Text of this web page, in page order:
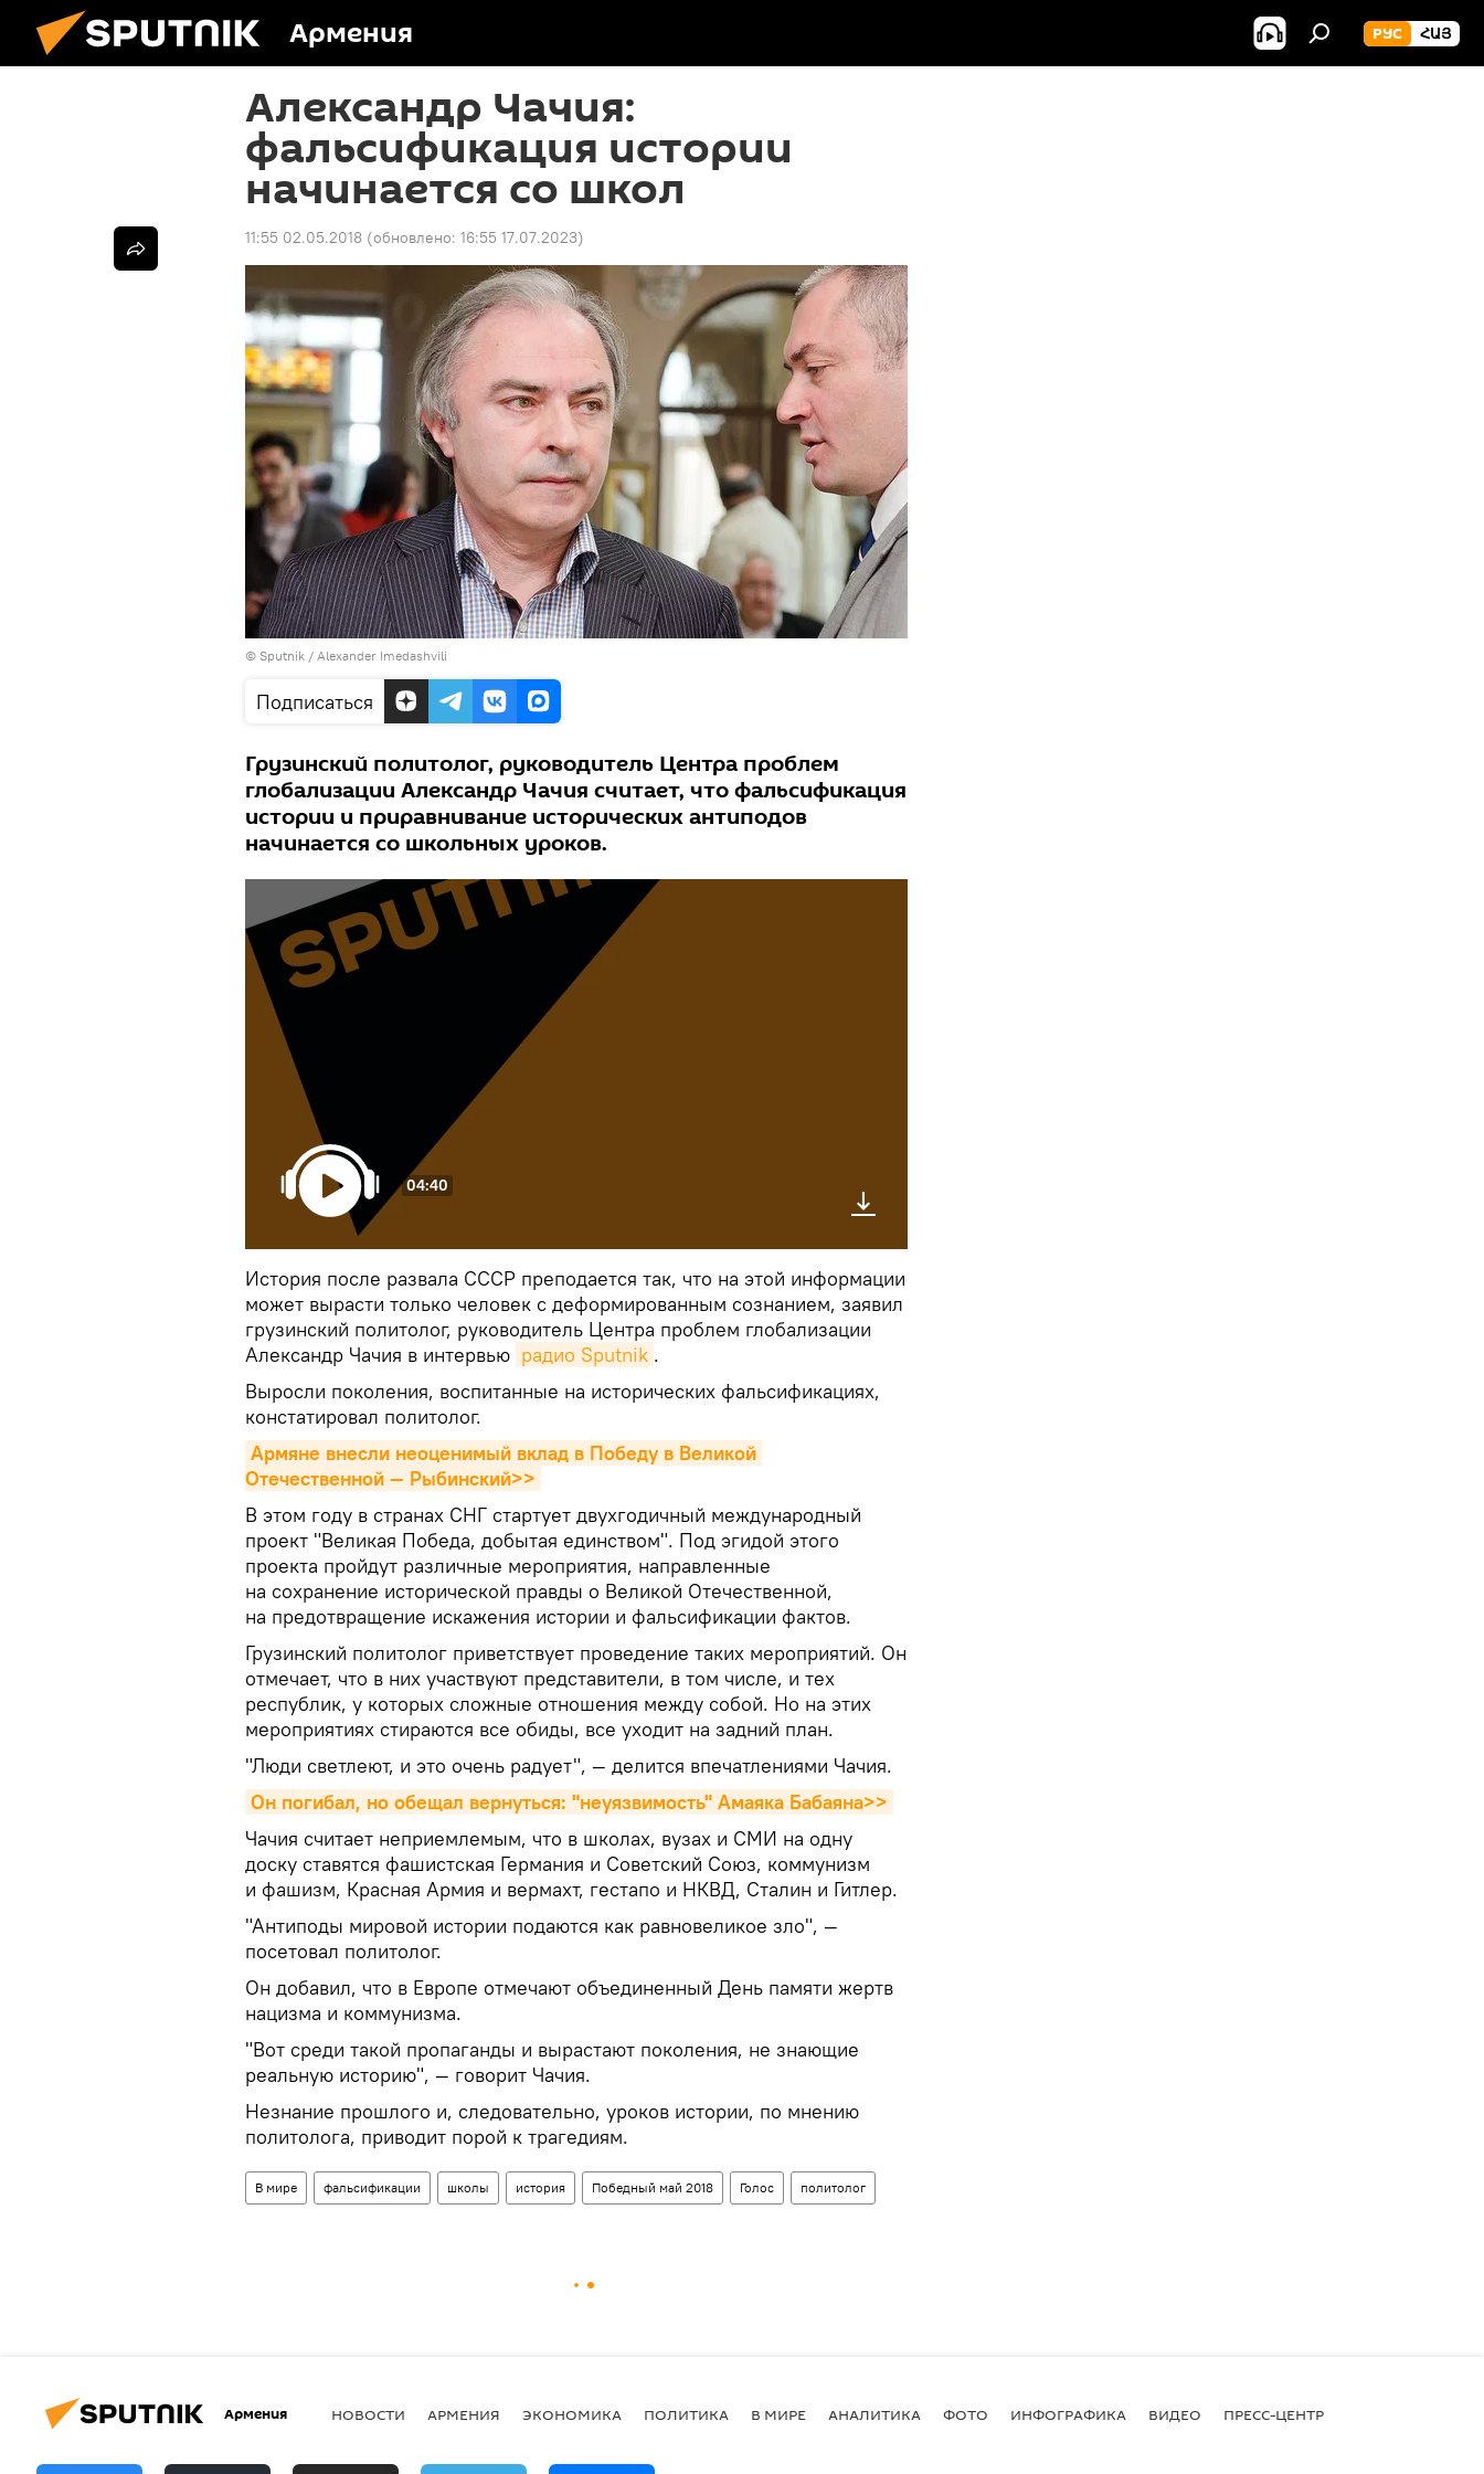
Армения РУС ՀԱՅ
Александр Чачия:
фальсификация истории
начинается со школ
11:55 02.05.2018 (обновлено: 16:55 17.07.2023)
© Sputnik / Alexander Imedashvili
Подписаться
Грузинский политолог, руководитель Центра проблем
глобализации Александр Чачия считает, что фальсификация
истории и приравнивание исторических антиподов
начинается со школьных уроков.
04:40
История после развала СССР преподается так, что на этой информации
может вырасти только человек с деформированным сознанием, заявил
грузинский политолог, руководитель Центра проблем глобализации
Александр Чачия в интервью радио Sputnik .
Выросли поколения, воспитанные на исторических фальсификациях,
констатировал политолог.
Армяне внесли неоценимый вклад в Победу в Великой
Отечественной — Рыбинский>>
В этом году в странах СНГ стартует двухгодичный международный
проект "Великая Победа, добытая единством". Под эгидой этого
проекта пройдут различные мероприятия, направленные
на сохранение исторической правды о Великой Отечественной,
на предотвращение искажения истории и фальсификации фактов.
Грузинский политолог приветствует проведение таких мероприятий. Он
отмечает, что в них участвуют представители, в том числе, и тех
республик, у которых сложные отношения между собой. Но на этих
мероприятиях стираются все обиды, все уходит на задний план.
"Люди светлеют, и это очень радует", — делится впечатлениями Чачия.
Он погибал, но обещал вернуться: "неуязвимость" Амаяка Бабаяна>>
Чачия считает неприемлемым, что в школах, вузах и СМИ на одну
доску ставятся фашистская Германия и Советский Союз, коммунизм
и фашизм, Красная Армия и вермахт, гестапо и НКВД, Сталин и Гитлер.
"Антиподы мировой истории подаются как равновеликое зло", —
посетовал политолог.
Он добавил, что в Европе отмечают объединенный День памяти жертв
нацизма и коммунизма.
"Вот среди такой пропаганды и вырастают поколения, не знающие
реальную историю", — говорит Чачия.
Незнание прошлого и, следовательно, уроков истории, по мнению
политолога, приводит порой к трагедиям.
В мире фальсификации школы история Победный май 2018 Голос политолог
Армения НОВОСТИ АРМЕНИЯ ЭКОНОМИКА ПОЛИТИКА В МИРЕ АНАЛИТИКА ФОТО ИНФОГРАФИКА ВИДЕО ПРЕСС-ЦЕНТР